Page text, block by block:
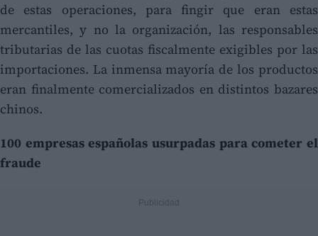
de estas operaciones, para fingir que eran estas
mercantiles, y no la organización, las responsables
tributarias de las cuotas fiscalmente exigibles por las
importaciones. La inmensa mayoría de los productos
eran finalmente comercializados en distintos bazares
chinos.
100 empresas españolas usurpadas para cometer el
fraude